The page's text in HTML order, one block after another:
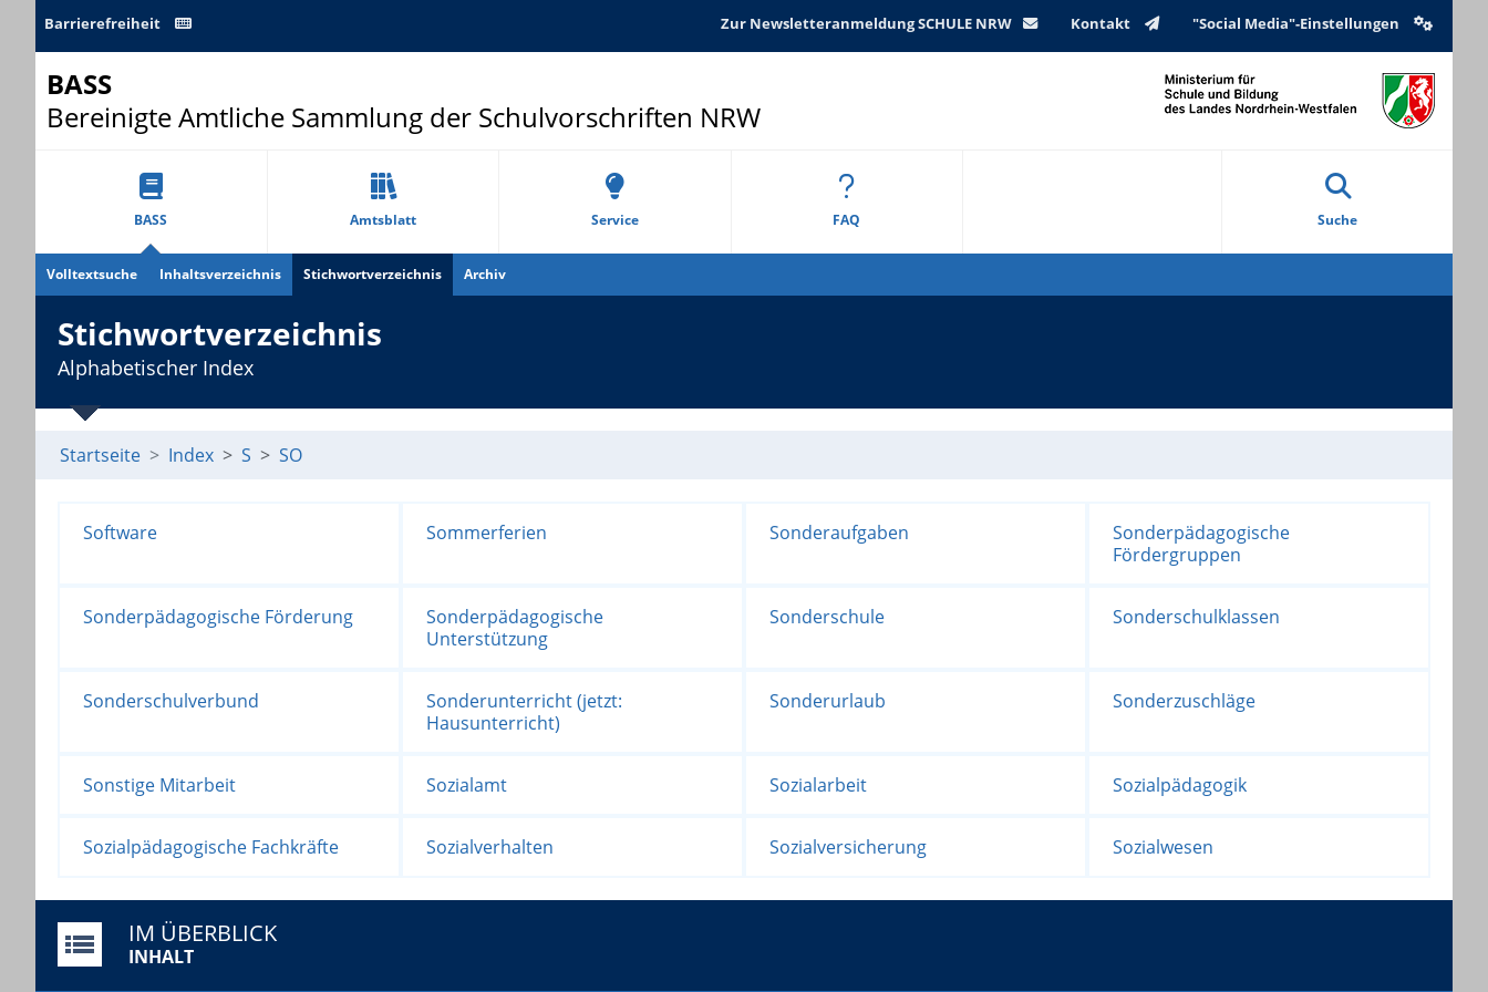
Barrierefreiheit Zur Newsletteranmeldung SCHULE NRW Kontakt "Social Media"-Einstellungen
BASS
Bereinigte Amtliche Sammlung der Schulvorschriften NRW
BASS Amtsblatt Service FAQ Suche
Volltextsuche Inhaltsverzeichnis Stichwortverzeichnis Archiv
Stichwortverzeichnis
Alphabetischer Index
Startseite Index S SO
Software Sommerferien Sonderaufgaben
Sonderpädagogische
Fördergruppen
Sonderpädagogische Förderung
Sonderpädagogische
Unterstützung
Sonderschule Sonderschulklassen
Sonderschulverbund
Sonderunterricht (jetzt:
Hausunterricht)
Sonderurlaub Sonderzuschläge
Sonstige Mitarbeit Sozialamt Sozialarbeit Sozialpädagogik
Sozialpädagogische Fachkräfte Sozialverhalten Sozialversicherung Sozialwesen
IM ÜBERBLICK
INHALT